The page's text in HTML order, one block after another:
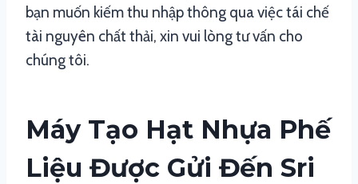
bạn muốn kiếm thu nhập thông qua việc tái chế
tài nguyên chất thải, xin vui lòng tư vấn cho
chúng tôi.
Máy Tạo Hạt Nhựa Phế
Liệu Được Gửi Đến Sri